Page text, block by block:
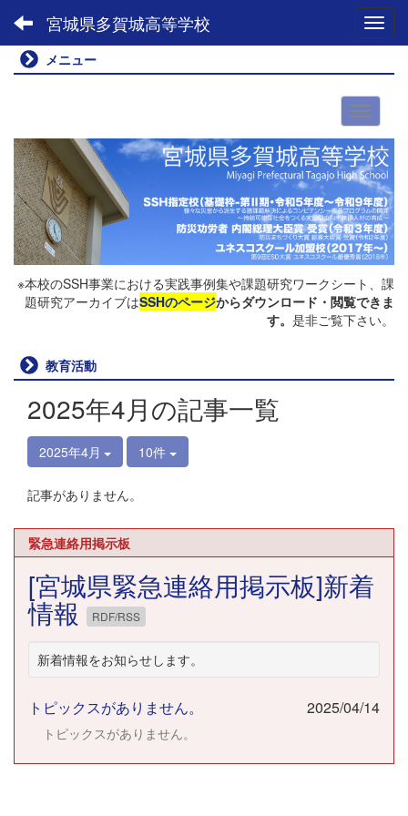
宮城県多賀城高等学校
メニュー
※本校のSSH事業における実践事例集や課題研究ワークシート、課
題研究アーカイブはSSHのページからダウンロード・閲覧できま
す。 是非ご覧下さい。
教育活動
2025年4月の記事一覧
2025年4月 10件
記事がありません。
緊急連絡用掲示板
[宮城県緊急連絡用掲示板]新着
情報 RDF/RSS
新着情報をお知らせします。
トピックスがありません。 2025/04/14
トピックスがありません。